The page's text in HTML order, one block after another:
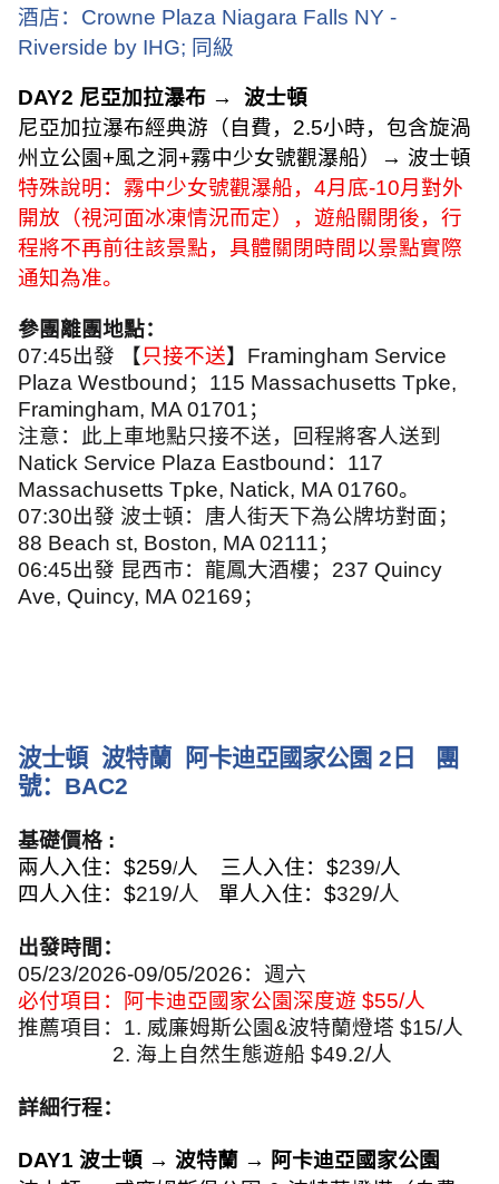
酒店： Crowne Plaza Niagara Falls NY -
Riverside by IHG; 同級
DAY2 尼亞加拉瀑布 → 波士頓
尼亞加拉瀑布經典游（自費， 2.5小時，包含旋渦
州立公園+風之洞+霧中少女號觀瀑船） → 波士頓
特殊說明：霧中少女號觀瀑船， 4月底-10月對外
開放（視河面冰凍情況而定），遊船關閉後，行
程將不再前往該景點，具體關閉時間以景點實際
通知為准。
參團離團地點：
07:45出發 【 只接不送】 Framingham Service
Plaza Westbound ； 115 Massachusetts Tpke,
Framingham, MA 01701；
注意：此上車地點只接不送，回程將客人送到
Natick Service Plaza Eastbound ： 117
Massachusetts Tpke, Natick, MA 01760。
07:30出發 波士頓：唐人街天下為公牌坊對面；
88 Beach st, Boston, MA 02111；
06:45出發 昆西市：龍鳳大酒樓； 237 Quincy
Ave, Quincy, MA 02169；
波士頓 波特蘭 阿卡迪亞國家公園 2 日
團
號： BAC2
基礎價格 :
兩人入住： $259/人 三人入住： $239/人
四人入住： $219/人 單人入住： $329/人
出發時間：
05/23/2026-09/05/2026：週六
必付項目：阿卡迪亞國家公園深度遊 $55/人
推薦項目： 1. 威廉姆斯公園&波特蘭燈塔 $15/人
2. 海上自然生態遊船 $49.2/人
詳細行程：
DAY1 波士頓 → 波特蘭 → 阿卡迪亞國家公園